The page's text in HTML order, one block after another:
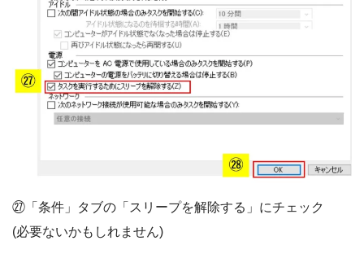
㉗「条件」タブの「スリープを解除する」にチェック
(必要ないかもしれません)